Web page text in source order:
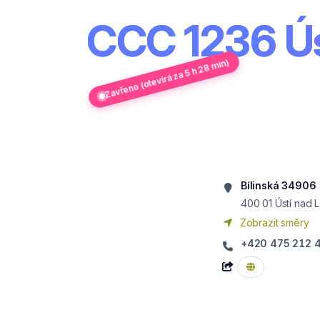
CCC 1236
Zavřeno (otevírá za 5 h 28 min)
Bílinská 34906
400 01 Ústí nad
Zobrazit směry
+420 475 212